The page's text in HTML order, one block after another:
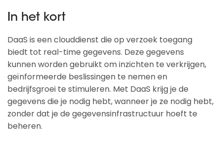
In het kort
DaaS is een clouddienst die op verzoek toegang
biedt tot real-time gegevens. Deze gegevens
kunnen worden gebruikt om inzichten te verkrijgen,
geïnformeerde beslissingen te nemen en
bedrijfsgroei te stimuleren. Met DaaS krijg je de
gegevens die je nodig hebt, wanneer je ze nodig hebt,
zonder dat je de gegevensinfrastructuur hoeft te
beheren.